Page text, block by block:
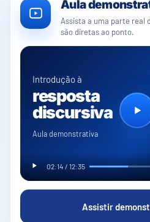
Aula
Assista a uma parte real
são diretas ao ponto.
Introdução à
resposta
discursiva
Aula demonstrativa
02:14 / 12:35
Assistir